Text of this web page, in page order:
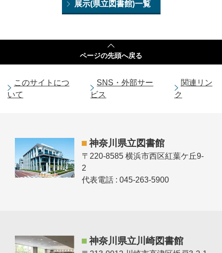
展示(県立図書館)一覧
このサイトにつ
いて
SNS・外部サー
ビス
関連リン
ク
ページの先頭へ戻る
神奈川県立図書館
〒220-8585 横浜市西区紅葉ケ丘9-
2
代表電話 : 045-263-5900
神奈川県立川崎図書館